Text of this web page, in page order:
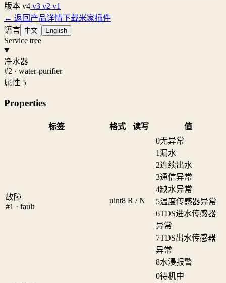
版本 v4 v3 v2 v1
← 返回产品详情下载米家插件
语言 中文 English
Service tree
净水器
#2 · water-purifier
属性 5
Properties
标签 格式 读写 值
故障
#1 · fault
uint8 R / N
0无异常
1 漏水
2连续出水
3通信异常
4缺水异常
5温度传感器异常
6TDS进水传感器
异常
7TDS出水传感器
异常
8水浸报警
0待机中